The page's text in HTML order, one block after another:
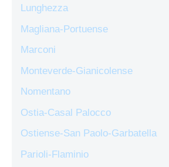
Lunghezza
Magliana-Portuense
Marconi
Monteverde-Gianicolense
Nomentano
Ostia-Casal Palocco
Ostiense-San Paolo-Garbatella
Parioli-Flaminio